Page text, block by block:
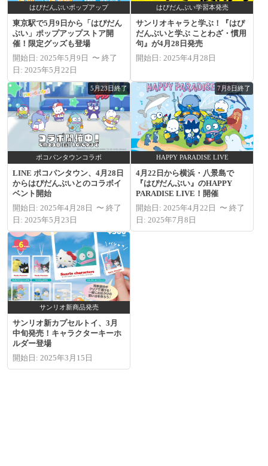
はぴだんぶいポップアップ
東京駅で5月9日から「はぴだん
ぶい」ポップアップストア開
催！限定グッズも登場
開始日: 2025年5月9日 〜 終了
日: 2025年5月22日
はぴだんぶい学習本発売
サンリオキャラと学ぶ！『はぴ
だんぶいと学ぶ ことわざ・慣用
句』が4月28日発売
開始日: 2025年4月28日
5月23日終了
ポコパンタウンコラボ
LINE ポコパンタウン、4月28日
からはぴだんぶいとのコラボイ
ベント開始
開始日: 2025年4月28日 〜 終了
日: 2025年5月23日
7月8日終了
HAPPY PARADISE LIVE
4月22日から横浜・八景島で
『はぴだんぶい』のHAPPY
PARADISE LIVE！開催
開始日: 2025年4月22日 〜 終了
日: 2025年7月8日
サンリオ新商品発売
サンリオ新カプセルトイ、3月
中旬発売！キャラクターキーホ
ルダー登場
開始日: 2025年3月15日